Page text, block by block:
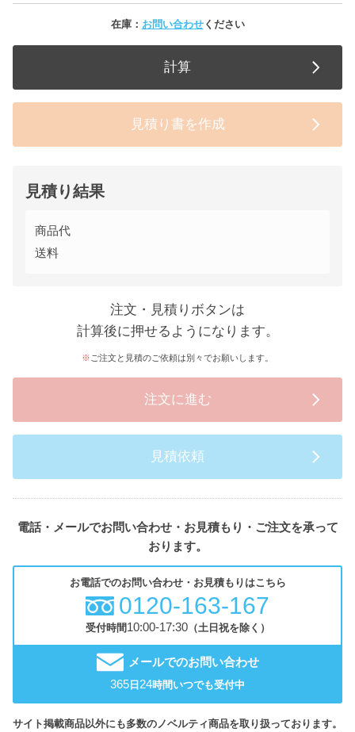
在庫： お問い合わせください
計算
見積り書を作成
見積り結果
商品代
送料
注文・見積りボタンは
計算後に押せるようになります。
ご注文と見積のご依頼は別々でお願いします。
注文に進む
見積依頼
電話・メールでお問い合わせ・お見積もり・ご注文を承って
おります。
お電話でのお問い合わせ・お見積もりはこちら
0120-163-167
受付時間10:00-17:30（土日祝を除く）
メールでのお問い合わせ
365日24時間いつでも受付中
サイト掲載商品以外にも多数のノベルティ商品を取り扱っております。